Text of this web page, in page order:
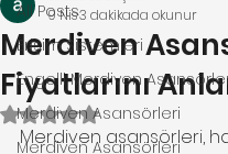
All Posts
Erişim Sistemleri
Engelli Merdiven
Merdiven Asansörleri
Merdiven Asansörleri
Merdiven
Fiyatlarını
9 Nis3 dakikada okunur
5 üzerinden NaN yıldız
Merdiven asansörleri,